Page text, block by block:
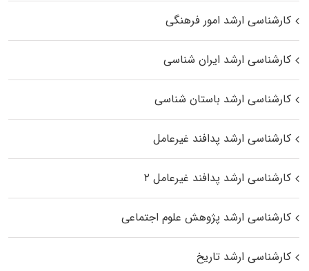
کارشناسی ارشد امور فرهنگی
کارشناسی ارشد ایران شناسی
کارشناسی ارشد باستان شناسی
کارشناسی ارشد پدافند غیرعامل
کارشناسی ارشد پدافند غیرعامل ۲
کارشناسی ارشد پژوهش علوم اجتماعی
کارشناسی ارشد تاریخ